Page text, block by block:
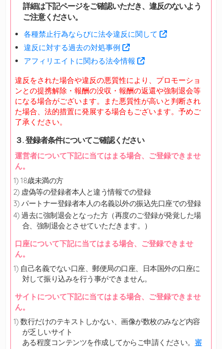
詳細は下記ページをご確認いただき、違反のないよう
ご注意ください。
各種禁止行為ならびに法令違反に関して
違反に対する過去の対処事例
アフィリエイトに関わる法令情報
違反をされた場合や違反の悪質性により、プロモーショ
ンとの提携解除・報酬の没収・報酬の返還や強制退会等
になる場合がございます。また悪質性が高いと判断され
た場合、法的措置に発展する場合もございます。予めご
了承ください。
３. 登録者条件についてご確認ください
運営者について下記に当てはまる場合、ご登録できませ
ん。
18歳未満の方
虚偽等の登録者本人と違う情報での登録
パートナー登録者本人の名義以外の振込先口座での登録
過去に強制退会となった方（再度のご登録が発覚した場
合、強制退会とさせていただきます。）
口座について下記に当てはまる場合、ご登録できませ
ん。
自己名義でない口座、郵便局の口座、日本国外の口座に
対して振り込みを行う事ができません。
サイトについて下記に当てはまる場合、ご登録できませ
ん。
数行だけのテキストしかない、画像が数枚のみなど内容
が乏しいサイト
ある程度コンテンツを作成してからご申請ください。 審